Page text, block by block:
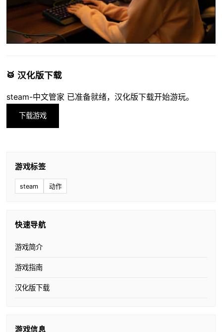
🥁 汉化版下载
steam-中文管家 已准备就绪，汉化版下载开始游玩。
下载游戏
游戏标签
steam 动作
快速导航
游戏简介
游戏指南
汉化版下载
游戏信息